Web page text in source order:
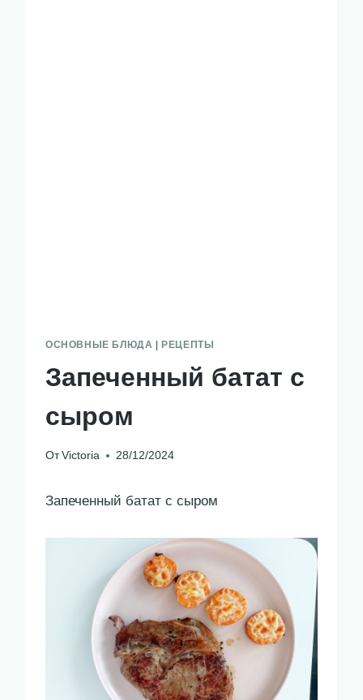
ОСНОВНЫЕ БЛЮДА РЕЦЕПТЫ
Запеченный батат с
сыром
От Victoria 28/12/2024
Запеченный батат с сыром